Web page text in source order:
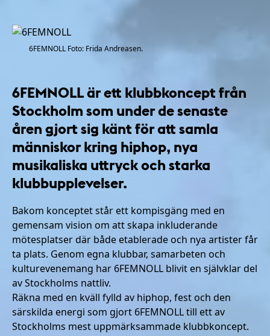
6FEMNOLL Foto: Frida Andreasen.
6FEMNOLL är ett klubbkoncept från
Stockholm som under de senaste
åren gjort sig känt för att samla
människor kring hiphop, nya
musikaliska uttryck och starka
klubbupplevelser.
Bakom konceptet står ett kompisgäng med en
gemensam vision om att skapa inkluderande
mötesplatser där både etablerade och nya artister får
ta plats. Genom egna klubbar, samarbeten och
kulturevenemang har 6FEMNOLL blivit en självklar del
av Stockholms nattliv.
Räkna med en kväll fylld av hiphop, fest och den
särskilda energi som gjort 6FEMNOLL till ett av
Stockholms mest uppmärksammade klubbkoncept.